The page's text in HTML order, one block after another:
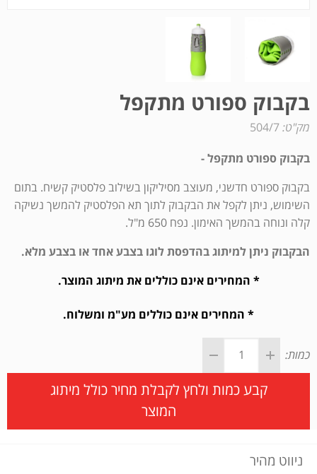
בקבוק ספורט מתקפל
מק"ט: 504/7
בקבוק ספורט מתקפל -
בקבוק ספורט חדשני, מעוצב מסיליקון בשילוב פלסטיק קשיח. בתום
השימוש, ניתן לקפל את הבקבוק לתוך תא הפלסטיק להמשך נשיקה
קלה ונוחה בהמשך האימון. נפח 650 מ"ל.
הבקבוק ניתן למיתוג בהדפסת לוגו בצבע אחד או בצבע מלא.
* המחירים אינם כוללים את מיתוג המוצר.
* המחירים אינם כוללים מע"מ ומשלוח.
כמות:
קבע כמות ולחץ לקבלת מחיר כולל מיתוג
המוצר
ניווט מהיר